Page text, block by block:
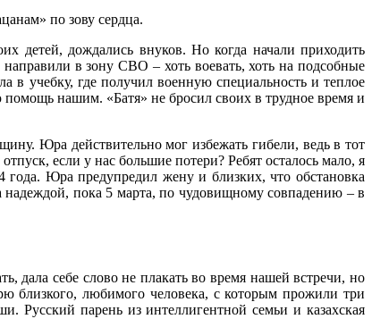
по зову сердца.
детей, дождались внуков. Но когда начали приходить
в зону СВО – хоть воевать, хоть на подсобные
в учебку, где получил военную специальность и теплое
нашим. «Батя» не бросил своих в трудное время и
Юра действительно мог избежать гибели, ведь в тот
если у нас большие потери? Ребят осталось мало, я
Юра предупредил жену и близких, что обстановка
пока 5 марта, по чудовищному совпадению – в
дала себе слово не плакать во время нашей встречи, но
близкого, любимого человека, с которым прожили три
Русский парень из интеллигентной семьи и казахская